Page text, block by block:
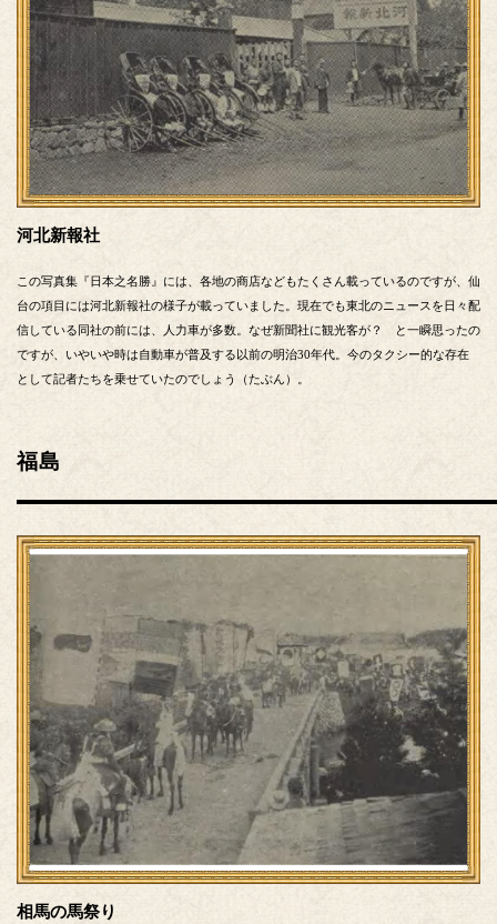
河北新報社
この写真集『日本之名勝』には、各地の商店などもたくさん載っているのですが、仙
台の項目には河北新報社の様子が載っていました。現在でも東北のニュースを日々配
信している同社の前には、人力車が多数。なぜ新聞社に観光客が？ と一瞬思ったの
ですが、いやいや時は自動車が普及する以前の明治30年代。今のタクシー的な存在
として記者たちを乗せていたのでしょう（たぶん）。
福島
相馬の馬祭り